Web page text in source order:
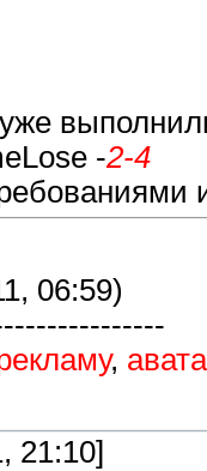
-2-4
06:59)
,
21:10]